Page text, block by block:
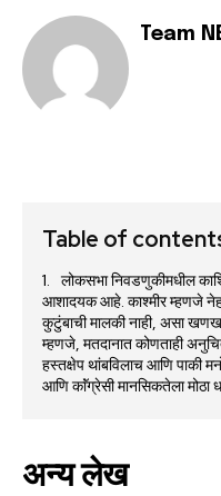
Team
Table of
लोकसभा निवडणुकीमधील
आशादयक आहे. काश्मीर म्हणजे
कुटुंबाची मालकी नाही, असा
म्हणजे, मतदानात कोणताही
हस्तक्षेप थांबविलाच आणि पाकी
आणि काॅंग्रेसी मानसिकतेला मोठा
अन्य लेख